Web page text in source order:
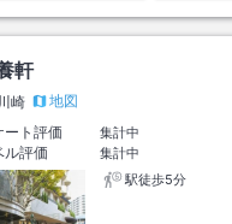
軒
川崎
地図
ート評価
集計中
ル評価
集計中
駅徒歩5分